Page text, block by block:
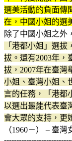
選美活動的負面傳
在，中國小姐的選
除了中國小姐之外
「港都小姐」選
拔。還有2003年，
拔，2007年在臺灣
小姐、臺灣小姐、
言的任務，「港都
以選出最能代表臺
會大眾的支持，更
（1960－） – 臺